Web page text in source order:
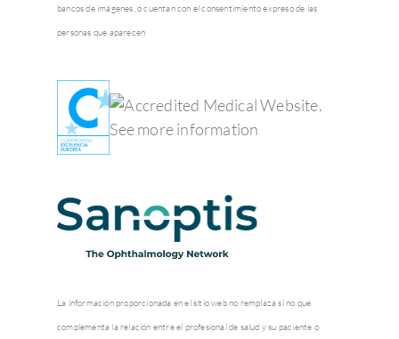
bancos de imágenes, o cuentan con el consentimiento expreso de las
personas que aparecen
La información proporcionada en el sitio web no remplaza si no que
complementa la relación entre el profesional de salud y su paciente o